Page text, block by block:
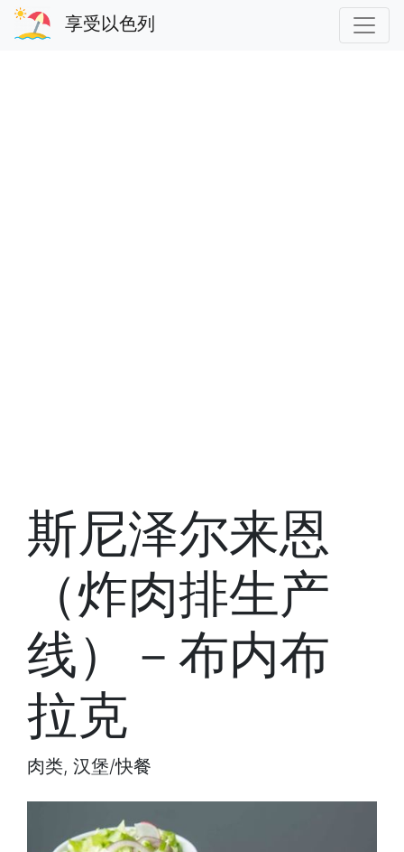
享受以色列
斯尼泽尔来恩
（炸肉排生产
线）－布内布
拉克
肉类, 汉堡/快餐